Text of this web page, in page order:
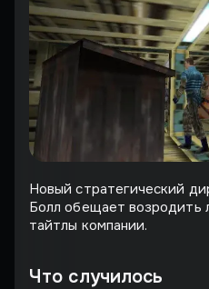
Новый стратегический
Болл обещает возродить
тайтлы компании.
Что случилось